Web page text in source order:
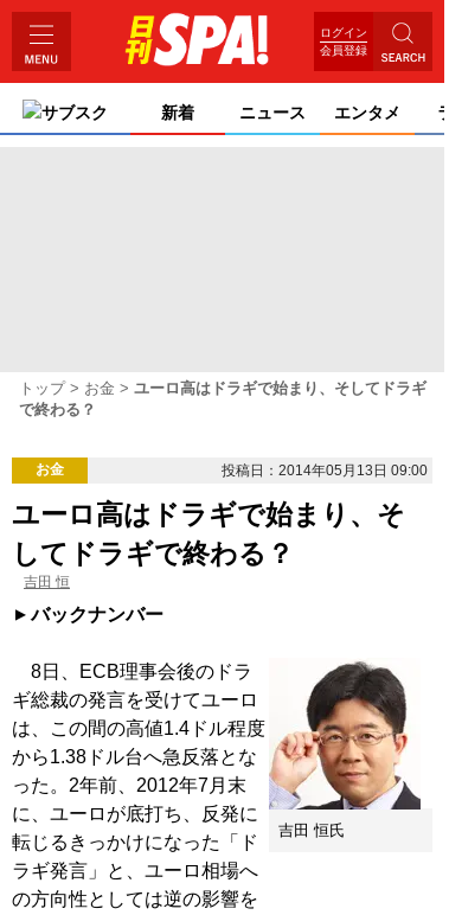
ログイン
会員登録
サブスク 新着 ニュース エンタメ
トップ お金
ユーロ高はドラギで始まり、そしてドラギ
で終わる？
お金 投稿日：2014年05月13日 09:00
ユーロ高はドラギで始まり、そ
してドラギで終わる？
吉田 恒
バックナンバー
吉田 恒氏
8日、ECB理事会後のドラ
ギ総裁の発言を受けてユーロ
は、この間の高値1.4ドル程度
から1.38ドル台へ急反落とな
った。2年前、2012年7月末
に、ユーロが底打ち、反発に
転じるきっかけになった「ド
ラギ発言」と、ユーロ相場へ
の方向性としては逆の影響を